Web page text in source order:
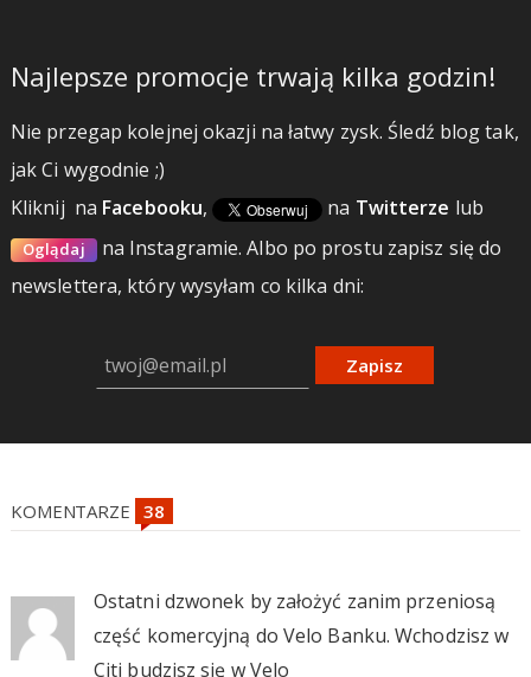
Najlepsze promocje trwają kilka godzin!
Nie przegap kolejnej okazji na łatwy zysk. Śledź blog tak,
jak Ci wygodnie ;)
Kliknij na Facebooku, na Twitterze lub
Oglądaj na Instagramie.Albo po prostu zapisz się do
newslettera, który wysyłam co kilka dni:
Zapisz
KOMENTARZE
Ostatni dzwonek by założyć zanim przeniosą
część komercyjną do Velo Banku. Wchodzisz w
Citi budzisz się w Velo